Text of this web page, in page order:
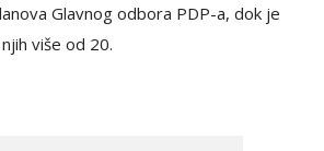
Glavnog odbora PDP-a, dok je
više od 20.